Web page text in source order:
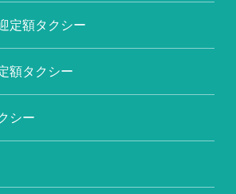
定額タクシー
額タクシー
シー